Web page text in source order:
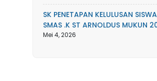
SK PENETAPAN KELULUSAN
SMAS .K ST ARNOLDUS MUKUN
Mei 4, 2026